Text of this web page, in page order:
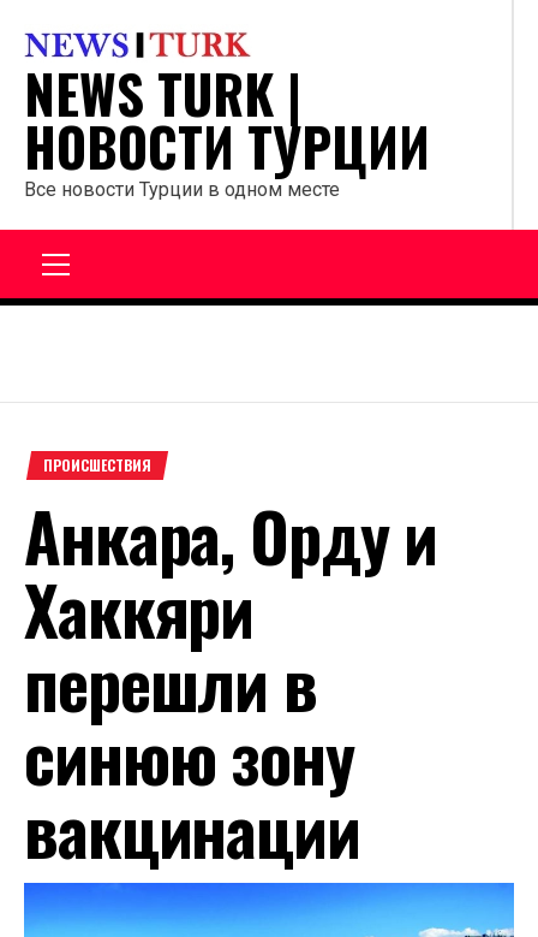
содержанию
NEWS TURK |
НОВОСТИ ТУРЦИИ
Все новости Турции в одном месте
ПРОИСШЕСТВИЯ
Анкара, Орду и
Хаккяри
перешли в
синюю зону
вакцинации